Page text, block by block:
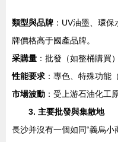
類型與品牌 ：UV油墨、環
牌價格高于國產品牌。
采購量 ：批發（如整桶購買
性能要求 ：專色、特殊功能
市場波動 ：受上游石油化工
3. 主要批發與集散地
長沙并沒有一個如同“義烏